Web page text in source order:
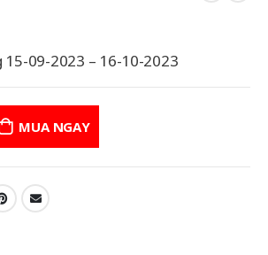
15-09-2023 – 16-10-2023
MUA NGAY